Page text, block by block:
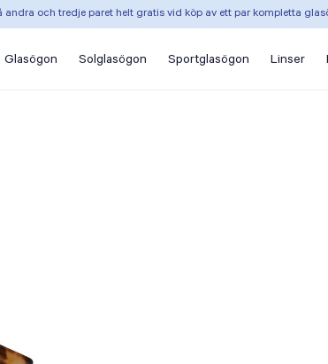
andra och tredje paret helt gratis vid köp av ett par kompletta
Glasögon Solglasögon Sportglasögon Linser